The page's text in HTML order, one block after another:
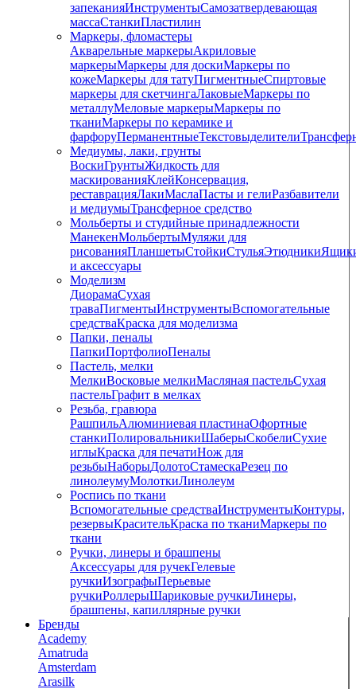
запеканияИнструментыСамозатвердевающая
массаСтанкиПластилин
Маркеры, фломастеры
Акварельные маркерыАкриловые
маркерыМаркеры для доскиМаркеры по
кожеМаркеры для татуПигментныеCпиртовые
маркеры для скетчингаЛаковыеМаркеры по
металлуМеловые маркерыМаркеры по
тканиМаркеры по керамике и
фарфоруПерманентныеТекстовыделители
Медиумы, лаки, грунты
ВоскиГрунтыЖидкость для
маскированияКлейКонсервация,
реставрацияЛакиМаслаПасты и гелиРазбавители
и медиумыТрансферное средство
Мольберты и студийные принадлежности
МанекенМольбертыМуляжи для
рисованияПланшетыСтойкиСтульяЭтюдники
и аксессуары
Моделизм
ДиорамаСухая
траваПигментыИнструментыВспомогательные
средстваКраска для моделизма
Папки, пеналы
ПапкиПортфолиоПеналы
Пастель, мелки
МелкиВосковые мелкиМасляная пастельСухая
пастельГрафит в мелках
Резьба, гравюра
РашпильАлюминиевая пластинаОфортные
станкиПолировальникиШаберыСкобелиСухие
иглыКраска для печатиНож для
резьбыНаборыДолотоСтамескаРезец по
линолеумуМолоткиЛинолеум
Роспись по ткани
Вспомогательные средстваИнструментыКонтуры,
резервыКрасительКраска по тканиМаркеры по
ткани
Ручки, линеры и брашпены
Аксессуары для ручекГелевые
ручкиИзографыПерьевые
ручкиРоллерыШариковые ручкиЛинеры,
брашпены, капиллярные ручки
Бренды
Academy
Amatruda
Amsterdam
Arasilk